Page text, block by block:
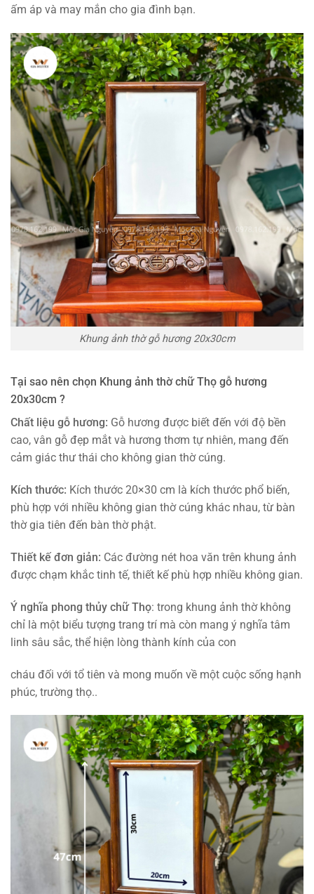
ấm áp và may mắn cho gia đình bạn.
Khung ảnh thờ gỗ hương 20x30cm
Tại sao nên chọn Khung ảnh thờ chữ Thọ gỗ hương
20x30cm ?
Chất liệu gỗ hương: Gỗ hương được biết đến với độ bền
cao, vân gỗ đẹp mắt và hương thơm tự nhiên, mang đến
cảm giác thư thái cho không gian thờ cúng.
Kích thước: Kích thước 20×30 cm là kích thước phổ biến,
phù hợp với nhiều không gian thờ cúng khác nhau, từ bàn
thờ gia tiên đến bàn thờ phật.
Thiết kế đơn giản: Các đường nét hoa văn trên khung ảnh
được chạm khắc tinh tế, thiết kế phù hợp nhiều không gian.
Ý nghĩa phong thủy chữ Thọ: trong khung ảnh thờ không
chỉ là một biểu tượng trang trí mà còn mang ý nghĩa tâm
linh sâu sắc, thể hiện lòng thành kính của con
cháu đối với tổ tiên và mong muốn về một cuộc sống hạnh
phúc, trường thọ..